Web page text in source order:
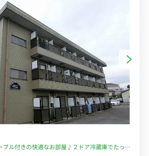
ル付きの快適なお部屋♪２ドア冷蔵庫でたっぷ